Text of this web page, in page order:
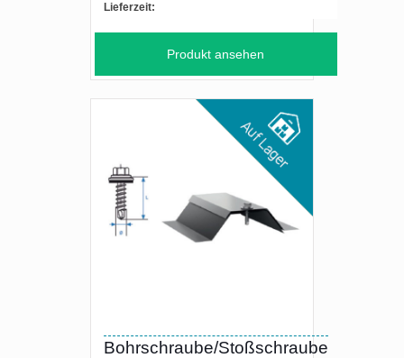
Lieferzeit:
Produkt ansehen
Bohrschraube/Stoßschraube